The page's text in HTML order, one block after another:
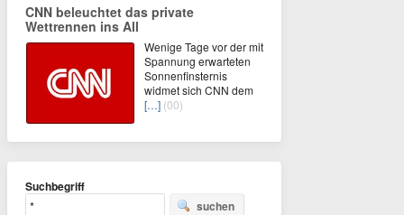
CNN beleuchtet das private
Wettrennen ins All
Wenige Tage vor der mit
Spannung erwarteten
Sonnenfinsternis
widmet sich CNN dem
[…] (00)
Suchbegriff
suchen